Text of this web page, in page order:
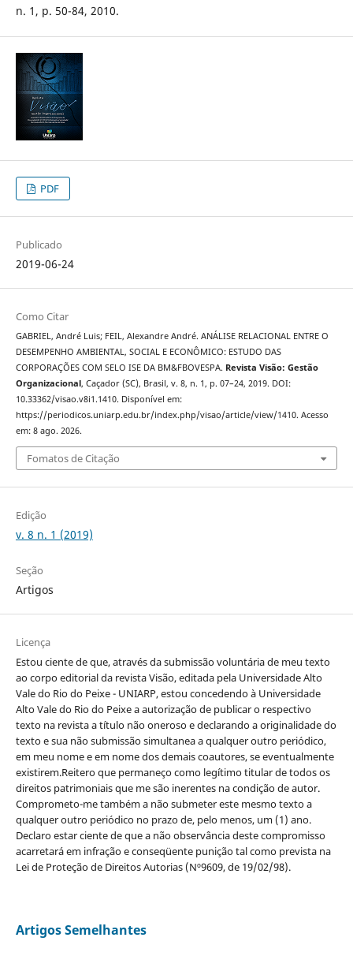
n. 1, p. 50-84, 2010.
PDF
Publicado
2019-06-24
Como Citar
GABRIEL, André Luis; FEIL, Alexandre André. ANÁLISE RELACIONAL ENTRE O
DESEMPENHO AMBIENTAL, SOCIAL E ECONÔMICO: ESTUDO DAS
CORPORAÇÕES COM SELO ISE DA BM&FBOVESPA. Revista Visão: Gestão
Organizacional, Caçador (SC), Brasil, v. 8, n. 1, p. 07–24, 2019. DOI:
10.33362/visao.v8i1.1410. Disponível em:
https://periodicos.uniarp.edu.br/index.php/visao/article/view/1410. Acesso
em: 8 ago. 2026.
Fomatos de Citação
Edição
v. 8 n. 1 (2019)
Seção
Artigos
Licença
Estou ciente de que, através da submissão voluntária de meu texto
ao corpo editorial da revista Visão, editada pela Universidade Alto
Vale do Rio do Peixe - UNIARP, estou concedendo à Universidade
Alto Vale do Rio do Peixe a autorização de publicar o respectivo
texto na revista a título não oneroso e declarando a originalidade do
texto e sua não submissão simultanea a qualquer outro periódico,
em meu nome e em nome dos demais coautores, se eventualmente
existirem.Reitero que permaneço como legítimo titular de todos os
direitos patrimoniais que me são inerentes na condição de autor.
Comprometo-me também a não submeter este mesmo texto a
qualquer outro periódico no prazo de, pelo menos, um (1) ano.
Declaro estar ciente de que a não observância deste compromisso
acarretará em infração e conseqüente punição tal como prevista na
Lei de Proteção de Direitos Autorias (Nº9609, de 19/02/98).
Artigos Semelhantes